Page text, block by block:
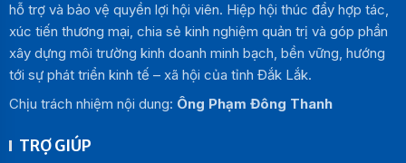
hỗ trợ và bảo vệ quyền lợi hội viên. Hiệp hội thúc đẩy hợp tác,
xúc tiến thương mại, chia sẻ kinh nghiệm quản trị và góp phần
xây dựng môi trường kinh doanh minh bạch, bền vững, hướng
tới sự phát triển kinh tế – xã hội của tỉnh Đắk Lắk.
Chịu trách nhiệm nội dung: Ông Phạm Đông Thanh
TRỢ GIÚP